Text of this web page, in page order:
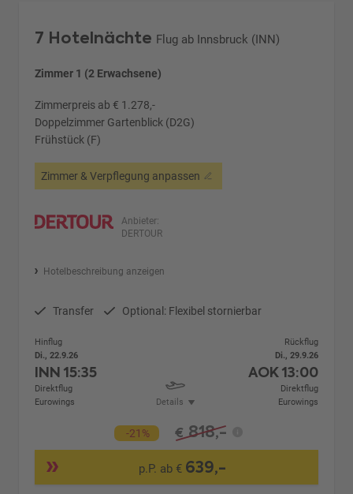
7 Hotelnächte Flug ab Innsbruck (INN)
Zimmer 1 (2 Erwachsene)
Zimmerpreis ab € 1.278,-
Doppelzimmer Gartenblick (D2G)
Frühstück (F)
Zimmer & Verpflegung anpassen
Anbieter:
DERTOUR
Hotelbeschreibung anzeigen
Transfer Optional: Flexibel stornierbar
Hinflug
Di., 22.9.26
INN15:35
Direktflug
Eurowings
Details
Rückflug
Di., 29.9.26
AOK13:00
Direktflug
Eurowings
-21% € 818,-
p.P. ab € 639,-